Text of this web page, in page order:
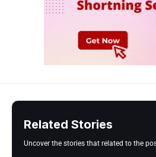
Related Stories
Uncover the stories that related to the